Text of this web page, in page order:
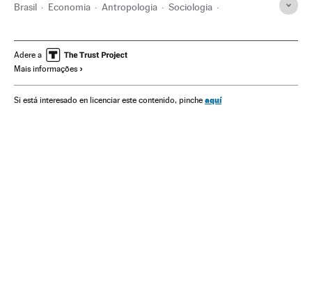
Brasil Economia Antropologia Sociologia
Opinião História História contemporânea
América Latina
Adere a
Mais informações
Si está interesado en licenciar este contenido, pinche aquí